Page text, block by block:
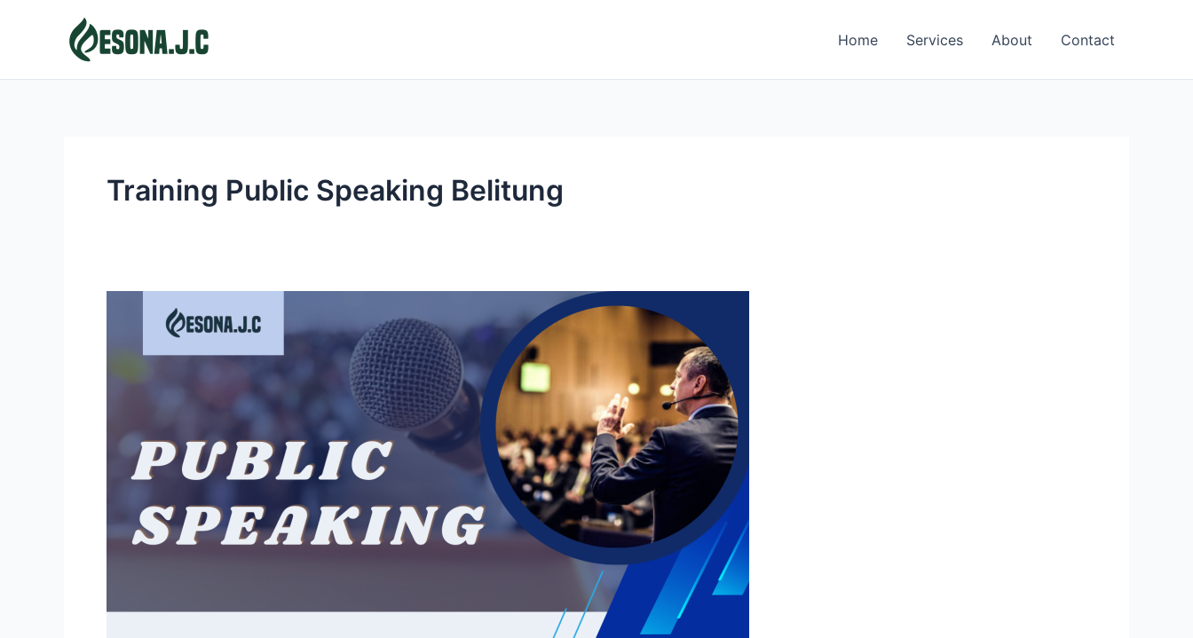
Home Services About Contact
Training Public Speaking Belitung
SPEAKING